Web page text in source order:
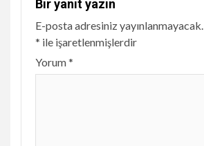
Bir yanıt yazın
E-posta adresiniz yayınlanmayacak.
* ile işaretlenmişlerdir
Yorum*